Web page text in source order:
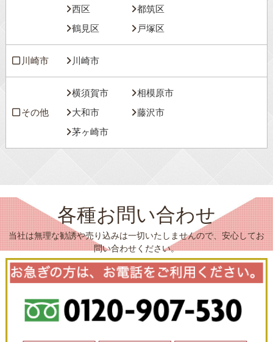
西区
都筑区
鶴見区
戸塚区
川崎市 川崎市
その他
横須賀市
相模原市
大和市
藤沢市
茅ヶ崎市
各種お問い合わせ
当社は無理な勧誘や売り込みは一切いたしませんので、安心してお
問い合わせください。